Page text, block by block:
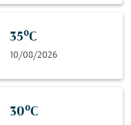
35°C
10/08/2026
30°C